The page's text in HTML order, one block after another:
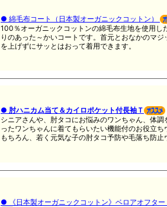
● 綿毛布コート（日本製オーガニックコットン）
100％オーガニックコットンの綿毛布生地を使用し
りのあった～かいコートです。首元とおなかのマ
を上げずにサッとはおって着用できます。
● 肘ハニカム当て＆カイロポケット付長袖Ｔ
シニアさんや、肘タコにお悩みのワンちゃん、体調
ったワンちゃんに着てもらいたい機能付のお役立ち
もちろん、若く元気な子の肘タコ予防や毛落ち防
● 《日本製オーガニックコットン》ベロアオフタ